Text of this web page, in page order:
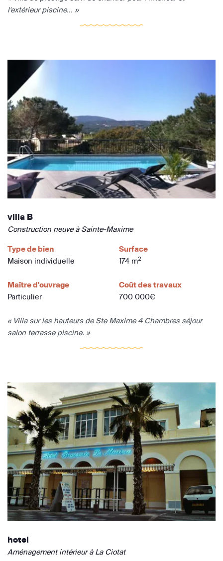
l'extérieur piscine... »
villa B
Construction neuve à Sainte-Maxime
Type de bien
Maison individuelle
Surface
174 m2
Maître d'ouvrage
Particulier
Coût des travaux
700 000€
« Villa sur les hauteurs de Ste Maxime 4 Chambres séjour
salon terrasse piscine. »
hotel
Aménagement intérieur à La Ciotat